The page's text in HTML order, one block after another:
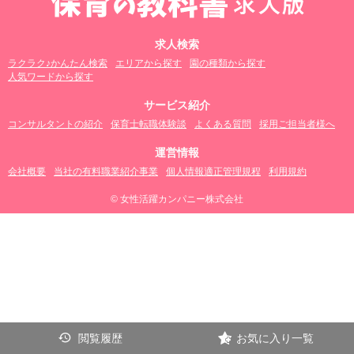
求人検索
ラクラク♪かんたん検索 エリアから探す
園の種類から探す
人気ワードから探す
サービス紹介
コンサルタントの紹介 保育士転職体験談 よくある質問 採用ご担当者様へ
運営情報
会社概要 当社の有料職業紹介事業 個人情報適正管理規程 利用規約
© 女性活躍カンパニー株式会社
閲覧履歴 お気に入り一覧